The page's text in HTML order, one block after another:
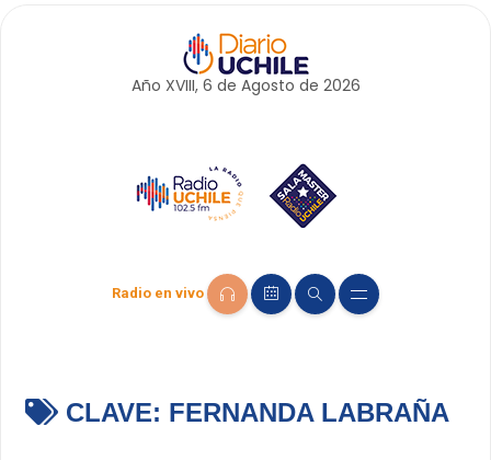
Año XVIII, 6 de Agosto de 2026
Radio en vivo
CLAVE: FERNANDA LABRAÑA